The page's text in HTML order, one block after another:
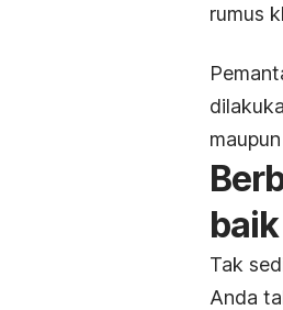
rumus
baik
Tak
Anda